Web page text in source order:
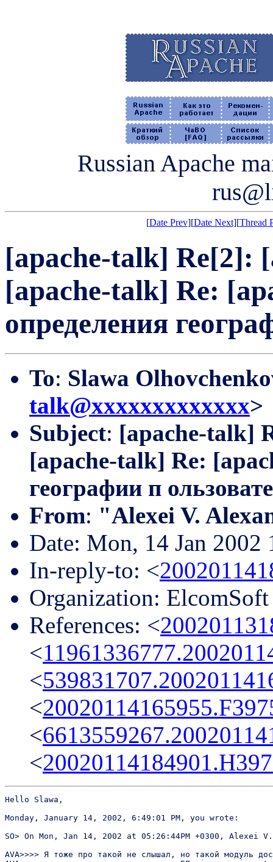
Russian Apache
[Date Prev][Date Next][Thread
[apache-talk] Re[2]:
[apache-talk] Re:
определения
To: Slawa
talk@xxxxxxxxxxxxx>
Subject: [apache-talk]
[apache-talk] Re:
географии п
From: "Alexei V.
Date: Mon, 14 Jan 2002
In-reply-to: <
Organization:
References: <
<
<
<
<
<
Hello Slawa,
Monday, January 14, 2002, 6:49:01 PM, you wrote:
SO> On Mon, Jan 14, 2002 at 05:26:44PM +0300, Alexei
AVA>>>> Я тоже про такой не слышал, но такой модуль